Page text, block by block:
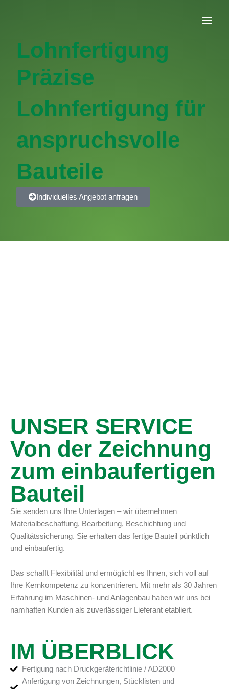
Lohnfertigung
Präzise
Lohnfertigung für
anspruchsvolle
Bauteile
Individuelles Angebot anfragen
UNSER SERVICE
Von der Zeichnung
zum einbaufertigen
Bauteil
Sie senden uns Ihre Unterlagen – wir übernehmen
Materialbeschaffung, Bearbeitung, Beschichtung und
Qualitätssicherung. Sie erhalten das fertige Bauteil pünktlich
und einbaufertig.
Das schafft Flexibilität und ermöglicht es Ihnen, sich voll auf
Ihre Kernkompetenz zu konzentrieren. Mit mehr als 30 Jahren
Erfahrung im Maschinen- und Anlagenbau haben wir uns bei
namhaften Kunden als zuverlässiger Lieferant etabliert.
IM ÜBERBLICK
Fertigung nach Druckgeräterichtlinie / AD2000
Anfertigung von Zeichnungen, Stücklisten und